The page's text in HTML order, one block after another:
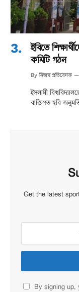
ইবিতে
কমিটি গঠন
By নিজস্ব প্রতিবেদক
ইসলামী
ব্যক্তিগত ছবি
Get the latest
By signing up,